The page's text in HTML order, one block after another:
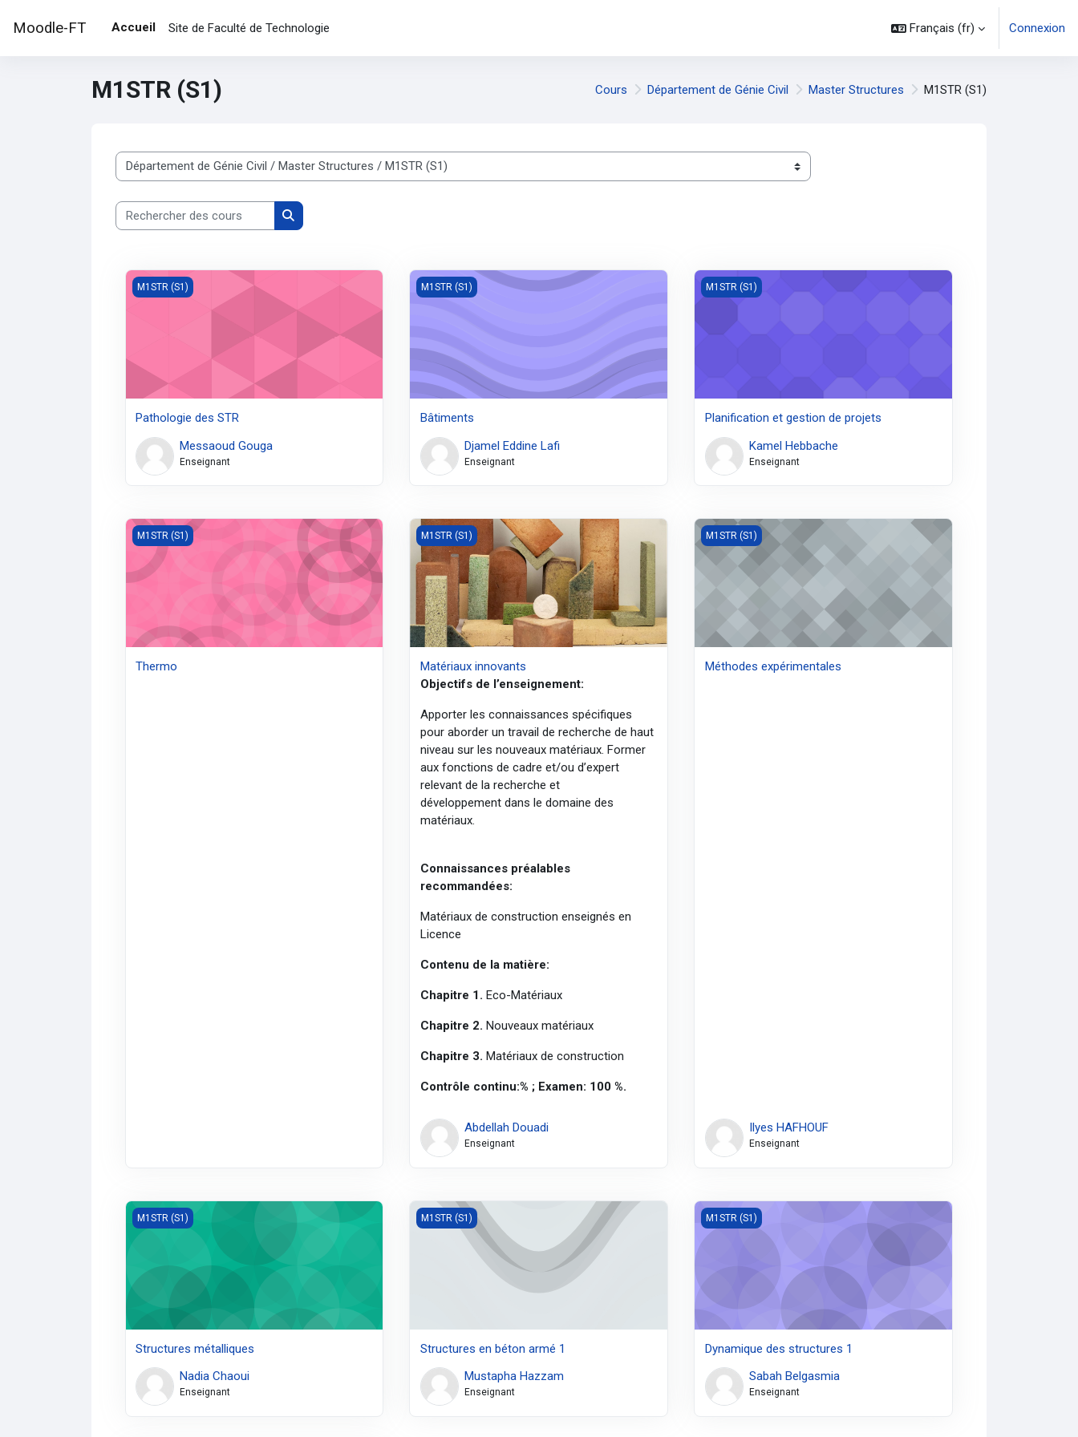
Moodle-FT Accueil Site de Faculté de Technologie Français ‎(fr)‎ Connexion
M1STR (S1) Cours Département de Génie Civil Master Structures M1STR (S1)
Catégories de cours
Rechercher des cours
Rechercher des cours
Pathologie des STR
M1STR (S1)
Pathologie des STR
Messaoud Gouga
Enseignant
Bâtiments
M1STR (S1)
Bâtiments
Djamel Eddine Lafi
Enseignant
Planification et gestion de projets
M1STR (S1)
Planification et gestion de projets
Kamel Hebbache
Enseignant
Thermo
M1STR (S1)
Thermo
Matériaux innovants
M1STR (S1)
Matériaux innovants
Objectifs de l’enseignement:
Apporter les connaissances spécifiques
pour aborder un travail de recherche de haut
niveau sur les nouveaux matériaux. Former
aux fonctions de cadre et/ou d’expert
relevant de la recherche et
développement dans le domaine des
matériaux.
Connaissances préalables
recommandées:
Matériaux de construction enseignés en
Licence
Contenu de la matière:
Chapitre 1.Eco-Matériaux
Chapitre 2.Nouveaux matériaux
Chapitre 3. Matériaux de construction
Contrôle continu:% ; Examen: 100 %.
Abdellah Douadi
Enseignant
Méthodes expérimentales
M1STR (S1)
Méthodes expérimentales
Ilyes HAFHOUF
Enseignant
Structures métalliques
M1STR (S1)
Structures métalliques
Nadia Chaoui
Enseignant
Structures en béton armé 1
M1STR (S1)
Structures en béton armé 1
Mustapha Hazzam
Enseignant
Dynamique des structures 1
M1STR (S1)
Dynamique des structures 1
Sabah Belgasmia
Enseignant